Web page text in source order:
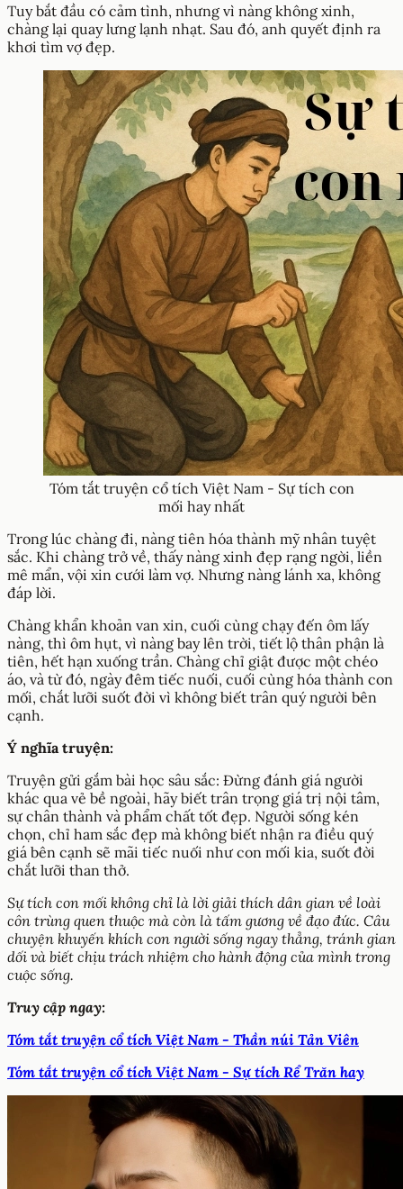
Tuy bắt đầu có cảm tình, nhưng vì nàng không xinh,
chàng lại quay lưng lạnh nhạt. Sau đó, anh quyết định ra
khơi tìm vợ đẹp.
Tóm tắt truyện cổ tích Việt Nam - Sự tích con
mối hay nhất
Trong lúc chàng đi, nàng tiên hóa thành mỹ nhân tuyệt
sắc. Khi chàng trở về, thấy nàng xinh đẹp rạng ngời, liền
mê mẩn, vội xin cưới làm vợ. Nhưng nàng lánh xa, không
đáp lời.
Chàng khẩn khoản van xin, cuối cùng chạy đến ôm lấy
nàng, thì ôm hụt, vì nàng bay lên trời, tiết lộ thân phận là
tiên, hết hạn xuống trần. Chàng chỉ giật được một chéo
áo, và từ đó, ngày đêm tiếc nuối, cuối cùng hóa thành con
mối, chắt lưỡi suốt đời vì không biết trân quý người bên
cạnh.
Ý nghĩa truyện:
Truyện gửi gắm bài học sâu sắc: Đừng đánh giá người
khác qua vẻ bề ngoài, hãy biết trân trọng giá trị nội tâm,
sự chân thành và phẩm chất tốt đẹp. Người sống kén
chọn, chỉ ham sắc đẹp mà không biết nhận ra điều quý
giá bên cạnh sẽ mãi tiếc nuối như con mối kia, suốt đời
chắt lưỡi than thở.
Sự tích con mối không chỉ là lời giải thích dân gian về loài
côn trùng quen thuộc mà còn là tấm gương về đạo đức. Câu
chuyện khuyến khích con người sống ngay thẳng, tránh gian
dối và biết chịu trách nhiệm cho hành động của mình trong
cuộc sống.
Truy cập ngay:
Tóm tắt truyện cổ tích Việt Nam - Thần núi Tản Viên
Tóm tắt truyện cổ tích Việt Nam - Sự tích Rể Trăn hay